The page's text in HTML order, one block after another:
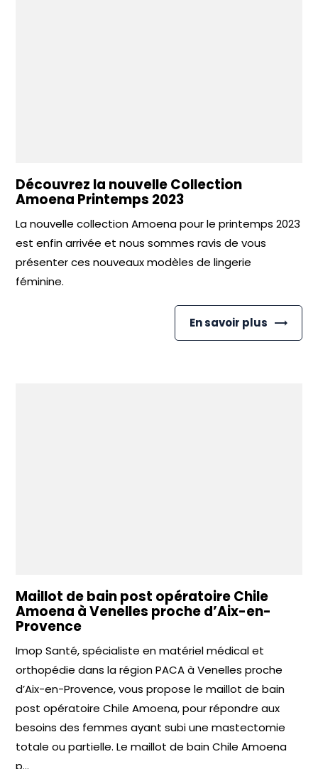
Découvrez la nouvelle Collection
Amoena Printemps 2023
La nouvelle collection Amoena pour le printemps 2023
est enfin arrivée et nous sommes ravis de vous
présenter ces nouveaux modèles de lingerie
féminine.
En savoir plus
Maillot de bain post opératoire Chile
Amoena à Venelles proche d’Aix-en-
Provence
Imop Santé, spécialiste en matériel médical et
orthopédie dans la région PACA à Venelles proche
d’Aix-en-Provence, vous propose le maillot de bain
post opératoire Chile Amoena, pour répondre aux
besoins des femmes ayant subi une mastectomie
totale ou partielle. Le maillot de bain Chile Amoena
p...